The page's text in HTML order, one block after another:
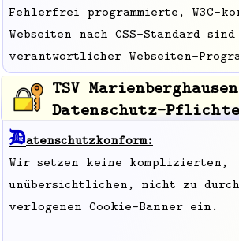
Fehlerfrei programmierte, W3C-
Webseiten nach CSS-Standard
verantwortlicher Webseiten-
TSV Marienberghausen
Datenschutz-
Datenschutzkonform:
Wir setzen keine komplizierten,
unübersichtlichen, nicht zu
verlogenen Cookie-Banner ein.